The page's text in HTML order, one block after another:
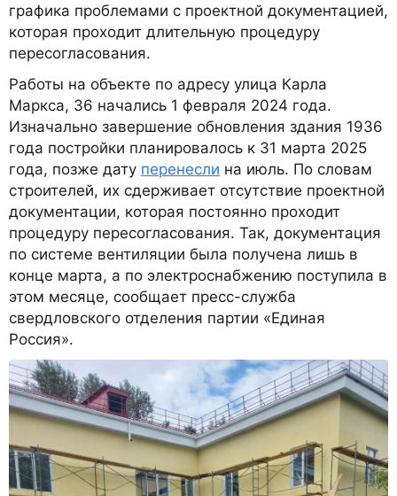
графика проблемами с проектной документацией,
которая проходит длительную процедуру
пересогласования.
Работы на объекте по адресу улица Карла
Маркса, 36 начались 1 февраля 2024 года.
Изначально завершение обновления здания 1936
года постройки планировалось к 31 марта 2025
года, позже дату перенесли на июль. По словам
строителей, их сдерживает отсутствие проектной
документации, которая постоянно проходит
процедуру пересогласования. Так, документация
по системе вентиляции была получена лишь в
конце марта, а по электроснабжению поступила в
этом месяце, сообщает пресс-служба
свердловского отделения партии «Единая
Россия».